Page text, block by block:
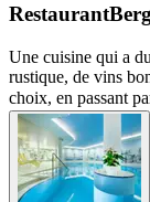
Restaurant
Une cuisine qui a
rustique, de vins
choix, en passant